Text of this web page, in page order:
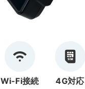
Wi-Fi接続 4G対応